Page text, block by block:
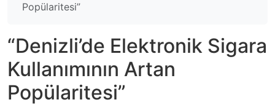
Popülaritesi”
“Denizli’de Elektronik Sigara
Kullanımının Artan
Popülaritesi”